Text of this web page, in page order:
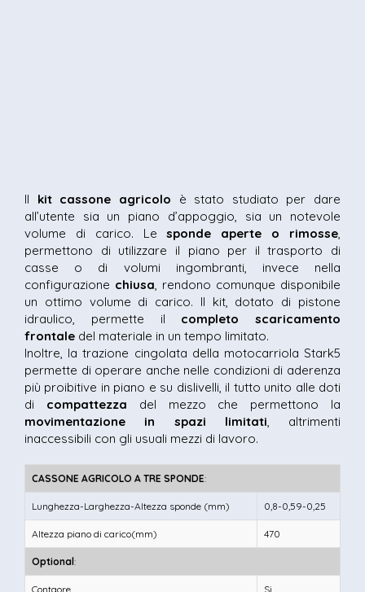
Il kit cassone agricolo è stato studiato per dare
all’utente sia un piano d’appoggio, sia un notevole
volume di carico. Lesponde aperte o rimosse,
permettono di utilizzare il piano per il trasporto di
casse o di volumi ingombranti, invece nella
configurazione chiusa, rendono comunque disponibile
un ottimo volume di carico. Il kit, dotato di pistone
idraulico, permette il completo scaricamento
frontale del materiale in un tempo limitato.
Inoltre, la trazione cingolata della motocarriola Stark5
permette di operare anche nelle condizioni di aderenza
più proibitive in piano e su dislivelli, il tutto unito alle doti
di compattezza del mezzo che permettono la
movimentazione in spazi limitati, altrimenti
inaccessibili con gli usuali mezzi di lavoro.
CASSONE AGRICOLO A TRE SPONDE:
Lunghezza-Larghezza-Altezza sponde (mm) 0,8-0,59-0,25
Altezza piano di carico(mm) 470
Optional:
Contaore Si